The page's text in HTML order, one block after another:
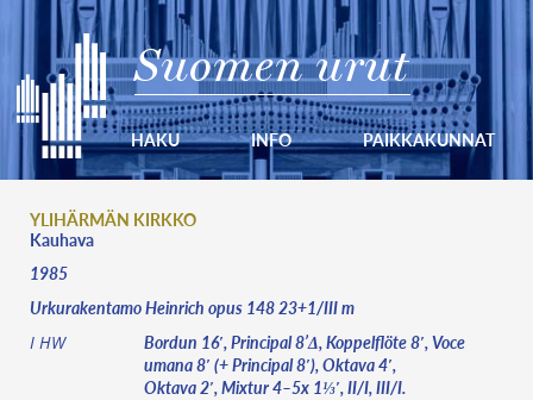
Suomen urut
HAKU INFO PAIKKAKUNNAT
YLIHÄRMÄN KIRKKO
Kauhava
1985
Urkurakentamo Heinrich opus 148 23+1/III m
I HW
Bordun 16′, Principal 8’Δ, Koppelflöte 8′, Voce
umana 8′ (+ Principal 8′), Oktava 4′,
Oktava 2′, Mixtur 4–5x 1⅓′, II/I, III/I.